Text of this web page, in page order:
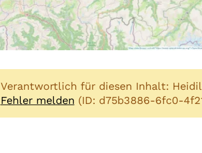
Verantwortlich für diesen Inhalt:
Fehler melden (ID: d75b3886-6fc0-